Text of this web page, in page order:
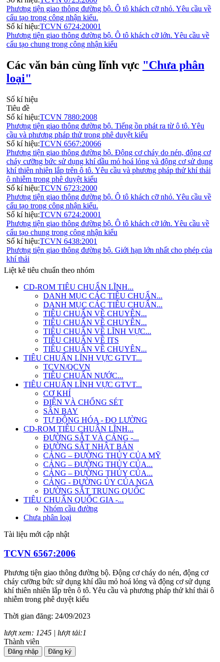
Phương tiện giao thông đường bộ. Ô tô khách cỡ nhỏ. Yêu cầu về
cấu tạo trong công nhận kiểu.
Số kí hiệu:TCVN 6724:20001
Phương tiện giao thông đường bộ. Ô tô khách cỡ lớn. Yêu cầu về
cấu tạo chung trong công nhận kiểu
Các văn bản cùng lĩnh vực "Chưa phân
loại"
Số kí hiệu
Tiêu đề
Số kí hiệu:TCVN 7880:2008
Phương tiện giao thông đường bộ. Tiếng ồn phát ra từ ô tô. Yêu
cầu và phương pháp thử trong phê duyệt kiểu
Số kí hiệu:TCVN 6567:20066
Phương tiện giao thông đường bộ. Động cơ cháy do nén, động cơ
cháy cưỡng bức sử dụng khí dầu mỏ hoá lỏng và động cơ sử dụng
khí thiên nhiên lắp trên ô tô. Yêu cầu và phương pháp thử khí thải
ô nhiễm trong phê duyệt kiểu
Số kí hiệu:TCVN 6723:2000
Phương tiện giao thông đường bộ. Ô tô khách cỡ nhỏ. Yêu cầu về
cấu tạo trong công nhận kiểu.
Số kí hiệu:TCVN 6724:20001
Phương tiện giao thông đường bộ. Ô tô khách cỡ lớn. Yêu cầu về
cấu tạo chung trong công nhận kiểu
Số kí hiệu:TCVN 6438:2001
Phương tiện giao thông đường bộ. Giới hạn lớn nhất cho phép của
khí thải
Liệt kê tiêu chuẩn theo nhóm
CD-ROM TIÊU CHUẨN LĨNH...
DANH MỤC CÁC TIÊU CHUẨN...
DANH MỤC CÁC TIÊU CHUẨN...
TIÊU CHUẨN VỀ CHUYÊN...
TIÊU CHUẨN VỀ CHUYÊN...
TIÊU CHUẨN VỀ LĨNH VỰC...
TIÊU CHUẨN VỀ ITS
TIÊU CHUẨN VỀ CHUYÊN...
TIÊU CHUẨN LĨNH VỰC GTVT...
TCVN/QCVN
TIÊU CHUẨN NƯỚC...
TIÊU CHUẨN LĨNH VỰC GTVT...
CƠ KHÍ
ĐIỆN VÀ CHỐNG SÉT
SÂN BAY
TỰ ĐỘNG HÓA - ĐO LƯỜNG
CD-ROM TIÊU CHUẨN LĨNH...
ĐƯỜNG SẮT VÀ CẢNG -...
ĐƯỜNG SẮT NHẬT BẢN
CẢNG – ĐƯỜNG THỦY CỦA MỸ
CẢNG – ĐƯỜNG THỦY CỦA...
CẢNG – ĐƯỜNG THỦY CỦA...
CẢNG - ĐƯỜNG ỦY CỦA NGA
ĐƯỜNG SẮT TRUNG QUỐC
TIÊU CHUẨN QUỐC GIA -...
Nhóm cầu đường
Chưa phân loại
Tài liệu mới cập nhật
TCVN 6567:2006
Phương tiện giao thông đường bộ. Động cơ cháy do nén, động cơ
cháy cưỡng bức sử dụng khí dầu mỏ hoá lỏng và động cơ sử dụng
khí thiên nhiên lắp trên ô tô. Yêu cầu và phương pháp thử khí thải ô
nhiễm trong phê duyệt kiểu
Thời gian đăng: 24/09/2023
lượt xem: 1245 | lượt tải:1
TCVN 7880:2008
Thành viên
Đăng nhập Đăng ký